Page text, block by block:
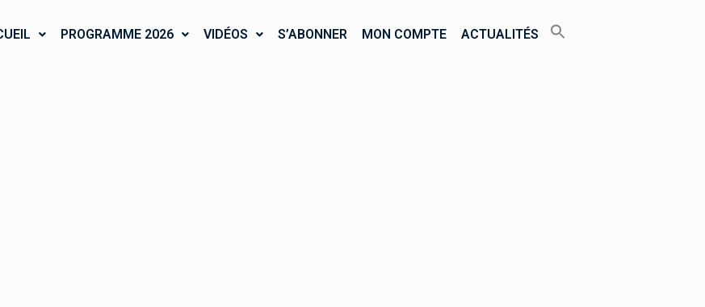
PROGRAMME 2026 VIDÉOS S’ABONNER MON COMPTE ACTUALITÉS